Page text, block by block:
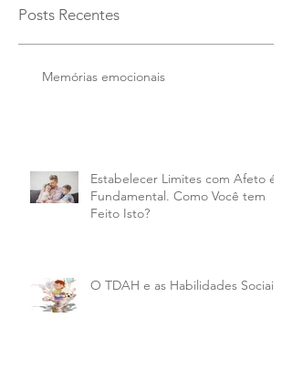
Posts Recentes
Memórias emocionais
Estabelecer Limites com Afeto é
Fundamental. Como Você tem
Feito Isto?
O TDAH e as Habilidades Sociais